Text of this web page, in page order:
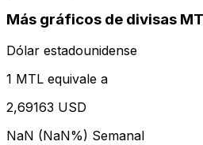
Más gráficos de divisas
Dólar estadounidense
1 MTL equivale a
2,69163 USD
NaN (NaN%) Semanal